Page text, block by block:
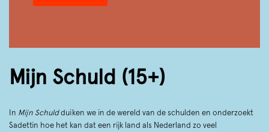
Mijn Schuld (15+)
In Mijn Schuldduiken we in de wereld van de schulden en onderzoekt
Sadettin hoe het kan dat een rijk land als Nederland zo veel